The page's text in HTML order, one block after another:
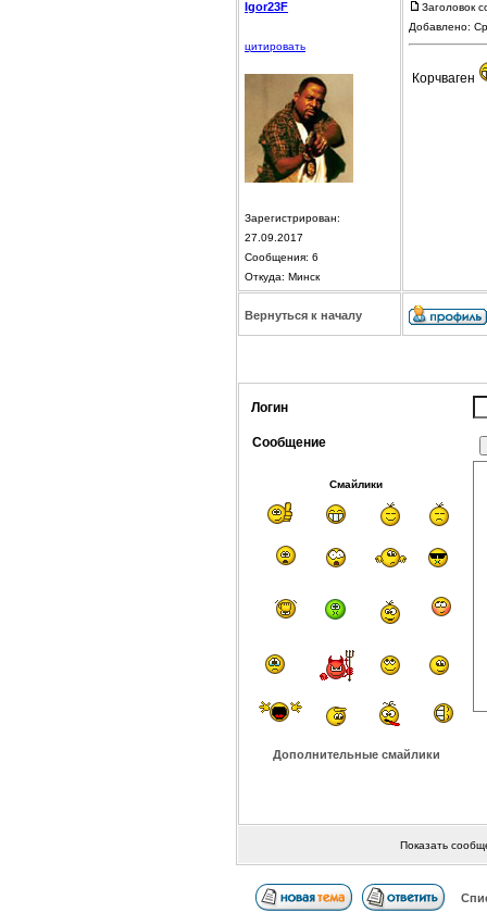
Igor23F
цитировать
Зарегистрирован:
27.09.2017
Сообщения: 6
Откуда: Минск
Заголовок
Добавлено:
Корчваген
Вернуться к началу
Логин
Сообщение
Смайлики
Дополнительные смайлики
Показать